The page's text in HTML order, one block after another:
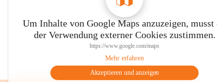
Um Inhalte von Google Maps anzuzeigen, musst
der Verwendung externer Cookies zustimmen.
https://www.google.com/maps
Mehr erfahren
Akzeptieren und anzeigen